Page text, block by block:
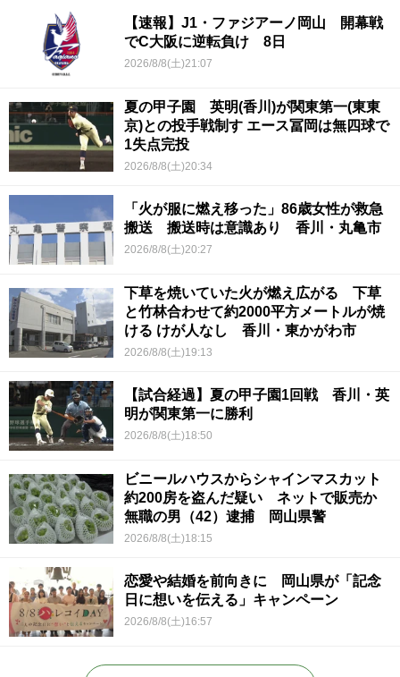
【速報】J1・ファジアーノ岡山 開幕戦
でC大阪に逆転負け 8日
2026/8/8(土)21:07
夏の甲子園 英明(香川)が関東第一(東東
京)との投手戦制す エース冨岡は無四球で
1失点完投
2026/8/8(土)20:34
「火が服に燃え移った」86歳女性が救急
搬送 搬送時は意識あり 香川・丸亀市
2026/8/8(土)20:27
下草を焼いていた火が燃え広がる 下草
と竹林合わせて約2000平方メートルが焼
ける けが人なし 香川・東かがわ市
2026/8/8(土)19:13
【試合経過】夏の甲子園1回戦 香川・英
明が関東第一に勝利
2026/8/8(土)18:50
ビニールハウスからシャインマスカット
約200房を盗んだ疑い ネットで販売か
無職の男（42）逮捕 岡山県警
2026/8/8(土)18:15
恋愛や結婚を前向きに 岡山県が「記念
日に想いを伝える」キャンペーン
2026/8/8(土)16:57